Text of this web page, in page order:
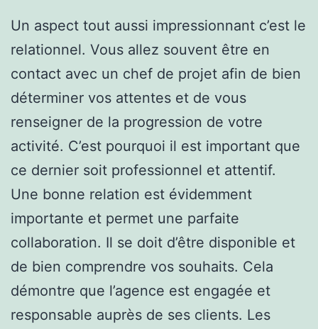
Un aspect tout aussi impressionnant c’est le
relationnel. Vous allez souvent être en
contact avec un chef de projet afin de bien
déterminer vos attentes et de vous
renseigner de la progression de votre
activité. C’est pourquoi il est important que
ce dernier soit professionnel et attentif.
Une bonne relation est évidemment
importante et permet une parfaite
collaboration. Il se doit d’être disponible et
de bien comprendre vos souhaits. Cela
démontre que l’agence est engagée et
responsable auprès de ses clients. Les